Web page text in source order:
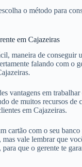
o método para
em Cajazeiras
maneira de conseguir
falando com o
vantagens em
de muitos recursos de
em Cajazeiras.
cartão com o seu banco
vale lembrar que
que o gerente te